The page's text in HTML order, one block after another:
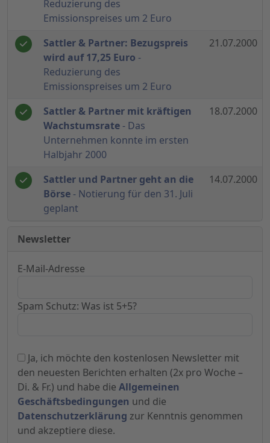
Reduzierung des
Emissionspreises um 2 Euro
Sattler & Partner: Bezugspreis
wird auf 17,25 Euro -
Reduzierung des
Emissionspreises um 2 Euro
21.07.2000
Sattler & Partner mit kräftigen
Wachstumsrate- Das
Unternehmen konnte im ersten
Halbjahr 2000
18.07.2000
Sattler und Partner geht an die
Börse - Notierung für den 31. Juli
geplant
14.07.2000
Newsletter
E-Mail-Adresse
Spam Schutz: Was ist 5+5?
Ja, ich möchte den kostenlosen Newsletter mit
den neuesten Berichten erhalten (2x pro Woche –
Di. & Fr.) und habe die Allgemeinen
Geschäftsbedingungen und die
Datenschutzerklärung zur Kenntnis genommen
und akzeptiere diese.